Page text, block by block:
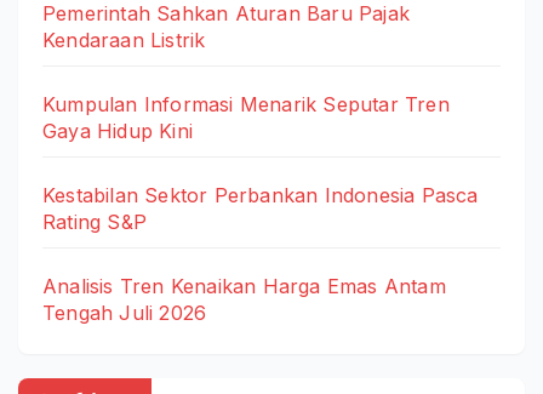
Pemerintah Sahkan Aturan Baru Pajak
Kendaraan Listrik
Kumpulan Informasi Menarik Seputar Tren
Gaya Hidup Kini
Kestabilan Sektor Perbankan Indonesia Pasca
Rating S&P
Analisis Tren Kenaikan Harga Emas Antam
Tengah Juli 2026